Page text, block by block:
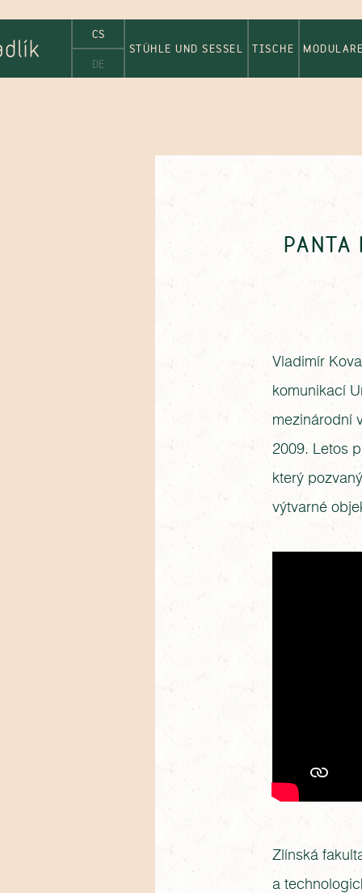
CS
DE
STÜHLE UND SESSEL TISCHE
Vladimír
komunikací
mezinárodní
2009. Letos
který
výtvarné
Zlínská
a